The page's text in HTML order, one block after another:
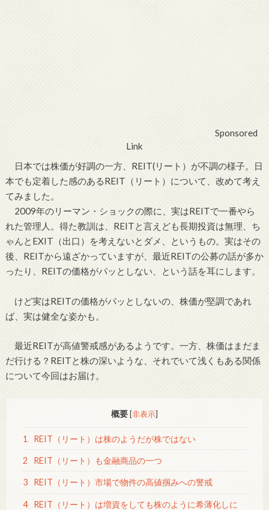
Sponsored
Link
日本では株価が好調の一方、REIT(リート）が不調の様子。日
本でも定着した感のあるREIT（リート）について、改めて考え
てみました。
2009年のリーマン・ショックの際に、実はREITで一番やら
れた管理人。得た教訓は、REITと言えども長期投資は無理、ち
ゃんとEXIT（出口）を考えないとダメ、というもの。実はその
後、REITから遠ざかっていますが、最近REITの公募の話が多か
ったり、REITの価格がパッとしない、という話を耳にします。
けど実はREITの価格がパッとしないの、株価が堅調であれ
ば、実は健全な姿かも。
最近REITが高値警戒感があるようです。一方、株価はまだま
だ行ける？REITと株の深いような、それでいて浅くもある関係
について今回はお届け。
概要 [非表示]
1 REIT（リート）は株のようだが株ではない
2 REIT（リート）も金融商品の一つ
3 REIT（リート）市場で物件の高値掴みへの警戒
4
REIT（リート）は増資をしても株のように希薄化しに